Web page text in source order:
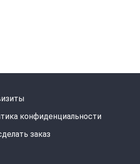
конфиденциальности
заказ